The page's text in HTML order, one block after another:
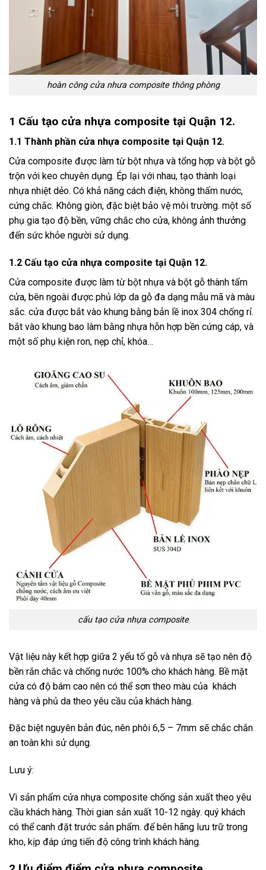
hoàn công cửa nhưa composite thông phòng
1 Cấu tạo cửa nhựa composite tại Quận 12.
1.1 Thành phần cửa nhựa composite tại Quận 12.
Cửa composite được làm từ bột nhựa và tổng hợp và bột gỗ
trộn với keo chuyên dụng. Ép lại với nhau, tạo thành loại
nhựa nhiệt dẻo. Có khả năng cách điện, không thấm nước,
cứng chắc. Không giòn, đặc biệt bảo vệ môi trường. một số
phụ gia tạo độ bền, vững chắc cho cửa, không ảnh thưởng
đến sức khỏe người sử dụng.
1.2 Cấu tạo cửa nhựa composite tại Quận 12.
Cửa composite được làm từ bột nhựa và bột gỗ thành tấm
cửa, bên ngoài được phủ lớp da gỗ đa dạng mẫu mã và màu
sắc. cửa được bắt vào khung bằng bản lề inox 304 chống rỉ.
bắt vào khung bao làm bằng nhựa hỗn hợp bền cứng cáp, và
một số phụ kiện ron, nẹp chỉ, khóa…
cấu tạo cửa nhựa composite
Vật liệu này kết hợp giữa 2 yếu tố gỗ và nhựa sẽ tạo nên độ
bền rắn chắc và chống nước 100% cho khách hàng. Bề mặt
cửa có độ bám cao nên có thể sơn theo màu của khách
hàng và phủ da theo yêu cầu của khách hàng.
Đặc biệt nguyên bản đúc, nên phôi 6,5 – 7mm sẽ chắc chắn
an toàn khi sử dụng.
Lưu ý:
Vì sản phẩm cửa nhựa composite chống sản xuất theo yêu
cầu khách hàng. Thời gian sản xuất 10-12 ngày. quý khách
có thể canh đặt trước sản phẩm. để bên hãng lưu trữ trong
kho, kịp đáp ứng tiến độ công trình khách hàng.